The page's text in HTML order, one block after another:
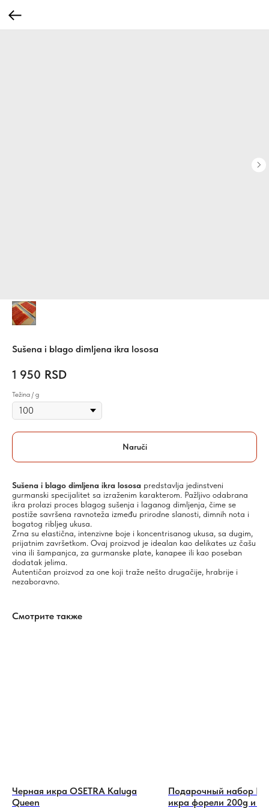
Sušena i blago dimljena ikra lososa
1 950 RSD
Težina / g
Naruči
Sušena i blago dimljena ikra lososa predstavlja jedinstveni
gurmanski specijalitet sa izraženim karakterom. Pažljivo odabrana
ikra prolazi proces blagog sušenja i laganog dimljenja, čime se
postiže savršena ravnoteža između prirodne slanosti, dimnih nota i
bogatog ribljeg ukusa.
Zrna su elastična, intenzivne boje i koncentrisanog ukusa, sa dugim,
prijatnim završetkom. Ovaj proizvod je idealan kao delikates uz čašu
vina ili šampanjca, za gurmanske plate, kanapee ili kao poseban
dodatak jelima.
Autentičan proizvod za one koji traže nešto drugačije, hrabrije i
nezaboravno.
Смотрите также
Черная икра OSETRA Kaluga
Queen
Подарочный набор
икра форели 200g и